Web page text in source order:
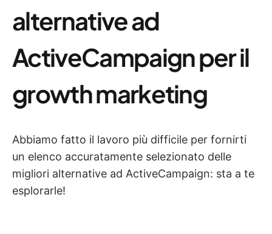
alternative ad
ActiveCampaign per il
growth marketing
Abbiamo fatto il lavoro più difficile per fornirti
un elenco accuratamente selezionato delle
migliori alternative ad ActiveCampaign: sta a te
esplorarle!